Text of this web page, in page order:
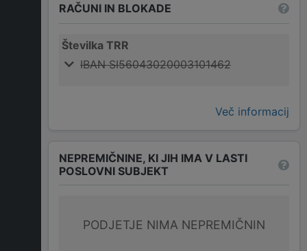
RAČUNI IN BLOKADE
Številka TRR
IBAN SI56043020003101462
Več informacij
NEPREMIČNINE, KI JIH IMA V LASTI
POSLOVNI SUBJEKT
PODJETJE NIMA NEPREMIČNIN